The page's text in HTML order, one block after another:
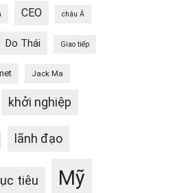
CEO châu Á
Do Thái Giao tiếp
Jack Ma
khởi nghiệp
lãnh đạo
tiêu Mỹ